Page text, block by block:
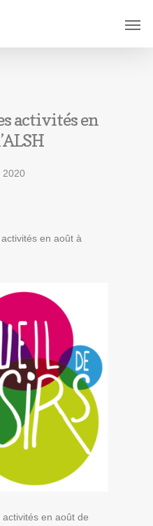
activités en
2020
en août à
en août de